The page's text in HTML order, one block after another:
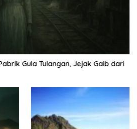
Gula Tulangan, Jejak Gaib dari